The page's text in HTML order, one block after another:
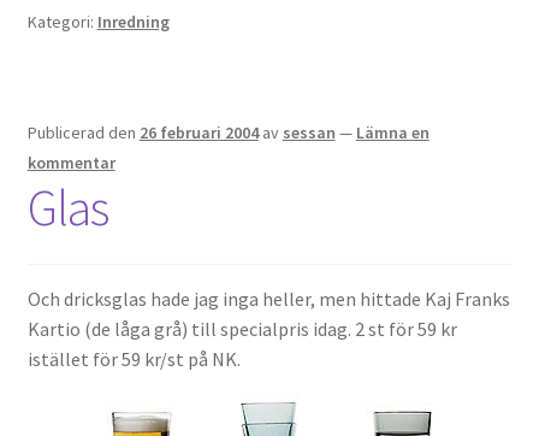
Kategori: Inredning
Publicerad den 26 februari 2004 av sessan — Lämna en
kommentar
Glas
Och dricksglas hade jag inga heller, men hittade Kaj Franks
Kartio (de låga grå) till specialpris idag. 2 st för 59 kr
istället för 59 kr/st på NK.